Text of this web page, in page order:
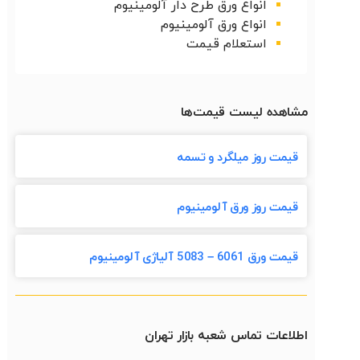
انواع ورق طرح دار آلومینیوم
انواع ورق آلومینیوم
استعلام قیمت
مشاهده لیست قیمت‌ها
قیمت روز میلگرد و تسمه
قیمت روز ورق آلومینیوم
قیمت ورق 6061 – 5083 آلیاژی آلومینیوم
اطلاعات تماس شعبه بازار تهران